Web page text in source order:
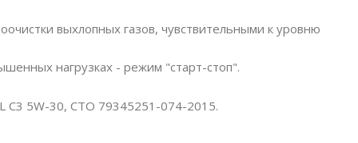
выхлопных газов, чувствительными к уровню
нагрузках - режим "старт-стоп".
C3 5W-30, СТО 79345251-074-2015.